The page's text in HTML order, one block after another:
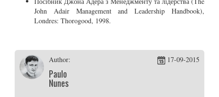
John Adair Management and Leadership Handbook),
Londres: Thorogood, 1998.
Author:
Paulo
Nunes
17-09-2015